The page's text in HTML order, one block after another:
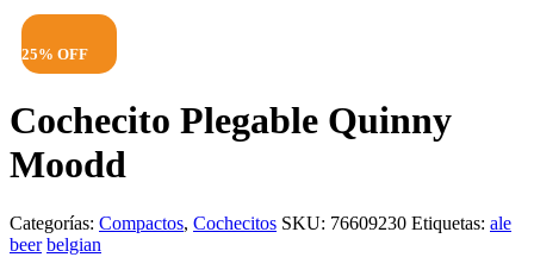
25% OFF
Cochecito Plegable Quinny
Moodd
Categorías: Compactos, Cochecitos SKU: 76609230 Etiquetas: ale
beer belgian